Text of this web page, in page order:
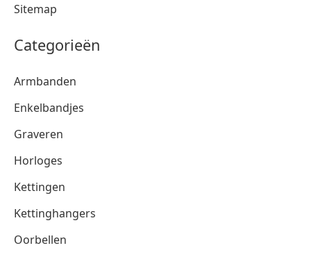
Sitemap
Categorieën
Armbanden
Enkelbandjes
Graveren
Horloges
Kettingen
Kettinghangers
Oorbellen